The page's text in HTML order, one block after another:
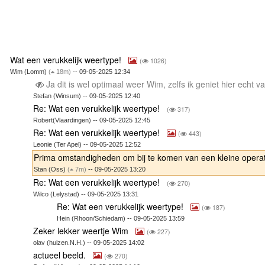
Wat een verukkelijk weertype! ( 1026)
Wim (Lomm) ( 18m) -- 09-05-2025 12:34
Ja dit is wel optimaal weer Wim, zelfs ik geniet hier echt
Stefan (Winsum) -- 09-05-2025 12:40
Re: Wat een verukkelijk weertype! ( 317)
Robert(Vlaardingen) -- 09-05-2025 12:45
Re: Wat een verukkelijk weertype! ( 443)
Leonie (Ter Apel) -- 09-05-2025 12:52
Prima omstandigheden om bij te komen van een kleine
Stan (Oss)( 7m) -- 09-05-2025 13:20
Re: Wat een verukkelijk weertype! ( 270)
Wilco (Lelystad) -- 09-05-2025 13:31
Re: Wat een verukkelijk weertype! ( 187)
Hein (Rhoon/Schiedam) -- 09-05-2025 13:59
Zeker lekker weertje Wim ( 227)
olav (huizen.N.H.) -- 09-05-2025 14:02
actueel beeld. ( 270)